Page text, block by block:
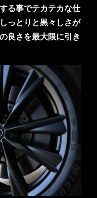
る事でテカテカな仕
っとりと黒々しさが
良さを最大限に引き